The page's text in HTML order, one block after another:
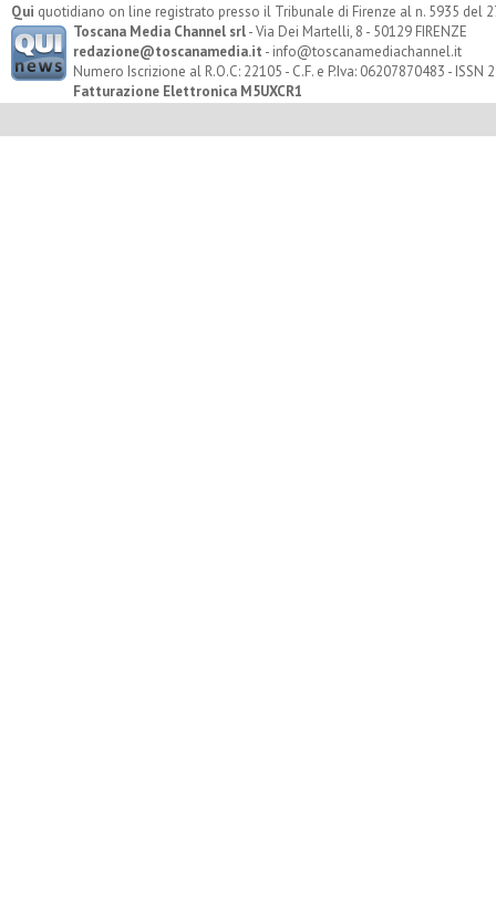
Qui quotidiano on line registrato presso il Tribunale di Firenze al n. 5935 del
Toscana Media Channel srl- Via Dei Martelli, 8 - 50129 FIRENZE
redazione@toscanamedia.it - info@toscanamediachannel.it
Numero Iscrizione al R.O.C: 22105 - C.F. e P.Iva: 06207870483 - ISSN
Fatturazione Elettronica M5UXCR1